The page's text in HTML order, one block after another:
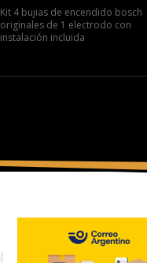
Kit 4 bujias de encendido bosch
originales de 1 electrodo con
instalación incluida